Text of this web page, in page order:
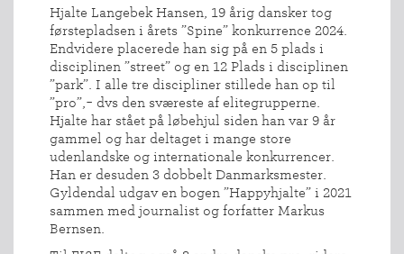
Hjalte Langebek Hansen, 19 årig dansker tog
førstepladsen i årets ”Spine” konkurrence 2024.
Endvidere placerede han sig på en 5 plads i
disciplinen ”street” og en 12 Plads i disciplinen
”park”. I alle tre discipliner stillede han op til
”pro”,- dvs den sværeste af elitegrupperne.
Hjalte har stået på løbehjul siden han var 9 år
gammel og har deltaget i mange store
udenlandske og internationale konkurrencer.
Han er desuden 3 dobbelt Danmarksmester.
Gyldendal udgav en bogen ”Happyhjalte” i 2021
sammen med journalist og forfatter Markus
Bernsen.